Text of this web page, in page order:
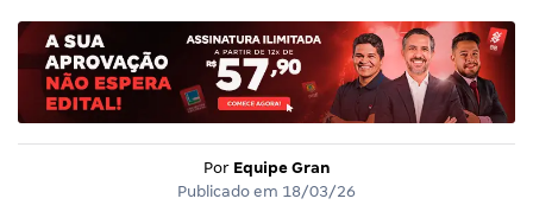
Por Equipe Gran
Publicado em 18/03/26